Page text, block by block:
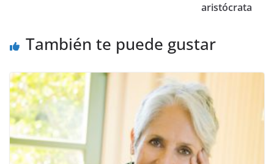
aristócrata
También te puede gustar